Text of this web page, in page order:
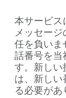
本サービス
メッセー
任を負い
話番号を当
す。新しい
は、新し
る必要があ